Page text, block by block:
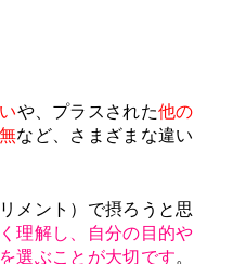
や、プラスされた他の
など、さまざまな違い
メント）で摂ろうと思
理解し、自分の目的や
選ぶことが大切です。